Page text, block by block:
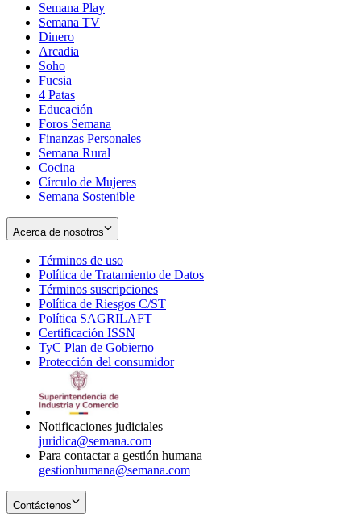
Semana Play
Semana TV
Dinero
Arcadia
Soho
in
new
window
Fucsia
in
new
window
4 Patas
Educación
Foros Semana
Finanzas Personales
Semana Rural
Cocina
Círculo de Mujeres
Semana Sostenible
Acerca de nosotros
Términos de uso
in
new
window
Política de Tratamiento de Datos
Términos suscripciones
in
Política de Riesgos C/ST
Política SAGRILAFT
new
window
Certificación ISSN
in
new
TyC Plan de Gobierno
in
Protección del consumidorOpens
Notificaciones judiciales
juridica@semana.com
Para contactar a gestión humana
gestionhumana@semana.com
Contáctenos